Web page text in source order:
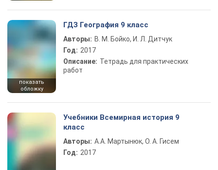
показать
обложку
ГДЗ География 9 класс
Авторы: В. М. Бойко, И. Л. Дитчук
Год: 2017
Описание: Тетрадь для практических
работ
Учебники Всемирная история 9
класс
Авторы: А.А. Мартынюк, О. А. Гисем
Год: 2017